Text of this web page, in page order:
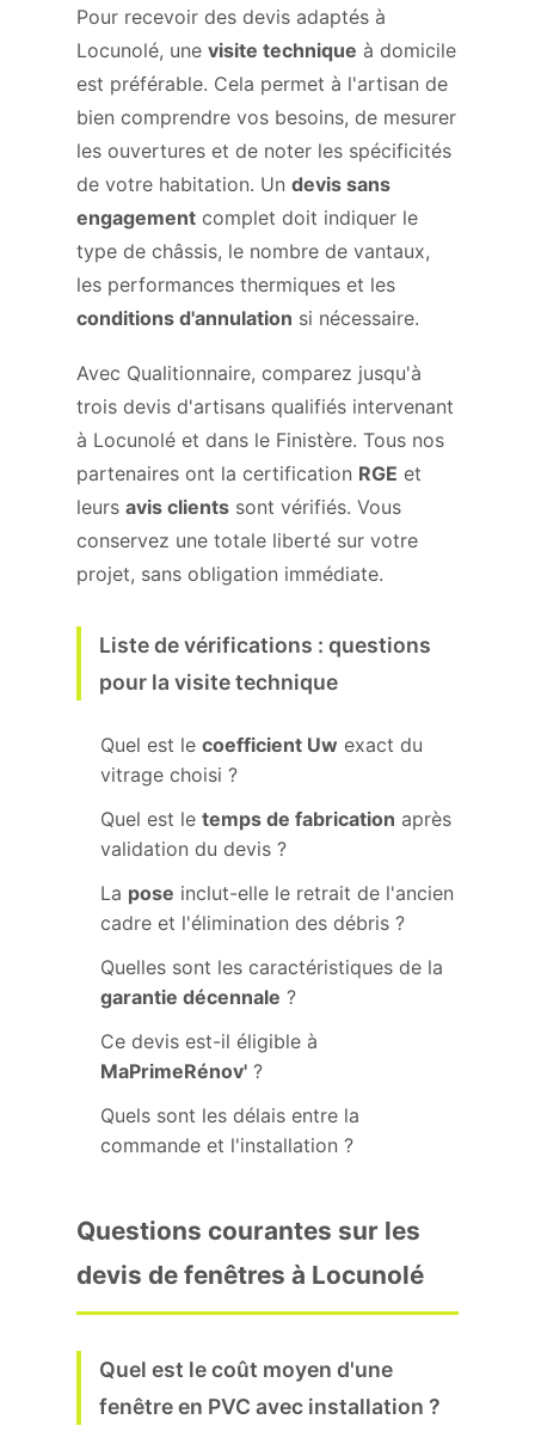
Pour recevoir des devis adaptés à
Locunolé, une visite technique à domicile
est préférable. Cela permet à l'artisan de
bien comprendre vos besoins, de mesurer
les ouvertures et de noter les spécificités
de votre habitation. Un devis sans
engagement complet doit indiquer le
type de châssis, le nombre de vantaux,
les performances thermiques et les
conditions d'annulation si nécessaire.
Avec Qualitionnaire, comparez jusqu'à
trois devis d'artisans qualifiés intervenant
à Locunolé et dans le Finistère. Tous nos
partenaires ont la certification RGE et
leurs avis clients sont vérifiés. Vous
conservez une totale liberté sur votre
projet, sans obligation immédiate.
Liste de vérifications : questions
pour la visite technique
Quel est le coefficient Uw exact du
vitrage choisi ?
Quel est le temps de fabrication après
validation du devis ?
La pose inclut-elle le retrait de l'ancien
cadre et l'élimination des débris ?
Quelles sont les caractéristiques de la
garantie décennale ?
Ce devis est-il éligible à
MaPrimeRénov' ?
Quels sont les délais entre la
commande et l'installation ?
Questions courantes sur les
devis de fenêtres à Locunolé
Quel est le coût moyen d'une
fenêtre en PVC avec installation ?